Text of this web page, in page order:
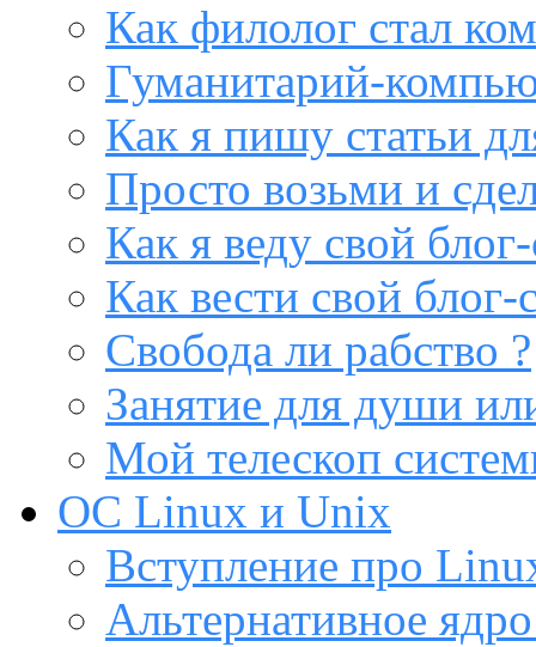
Как филолог стал
Гуманитарий-
Как я пишу статьи
Просто возьми и
Как я веду свой
Как вести свой
Свобода ли рабство ?
Занятие для души
Мой телескоп
ОС Linux и Unix
Вступление про
Альтернативное